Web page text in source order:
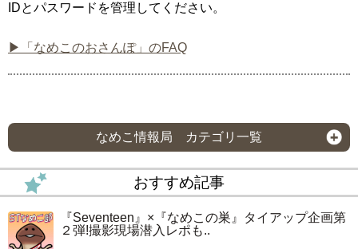
IDとパスワードを管理してください。
▶「なめこのおさんぽ」のFAQ
なめこ情報局 カテゴリ一覧
おすすめ記事
『Seventeen』×『なめこの巣』タイアップ企画第
２弾!撮影現場潜入レポも..